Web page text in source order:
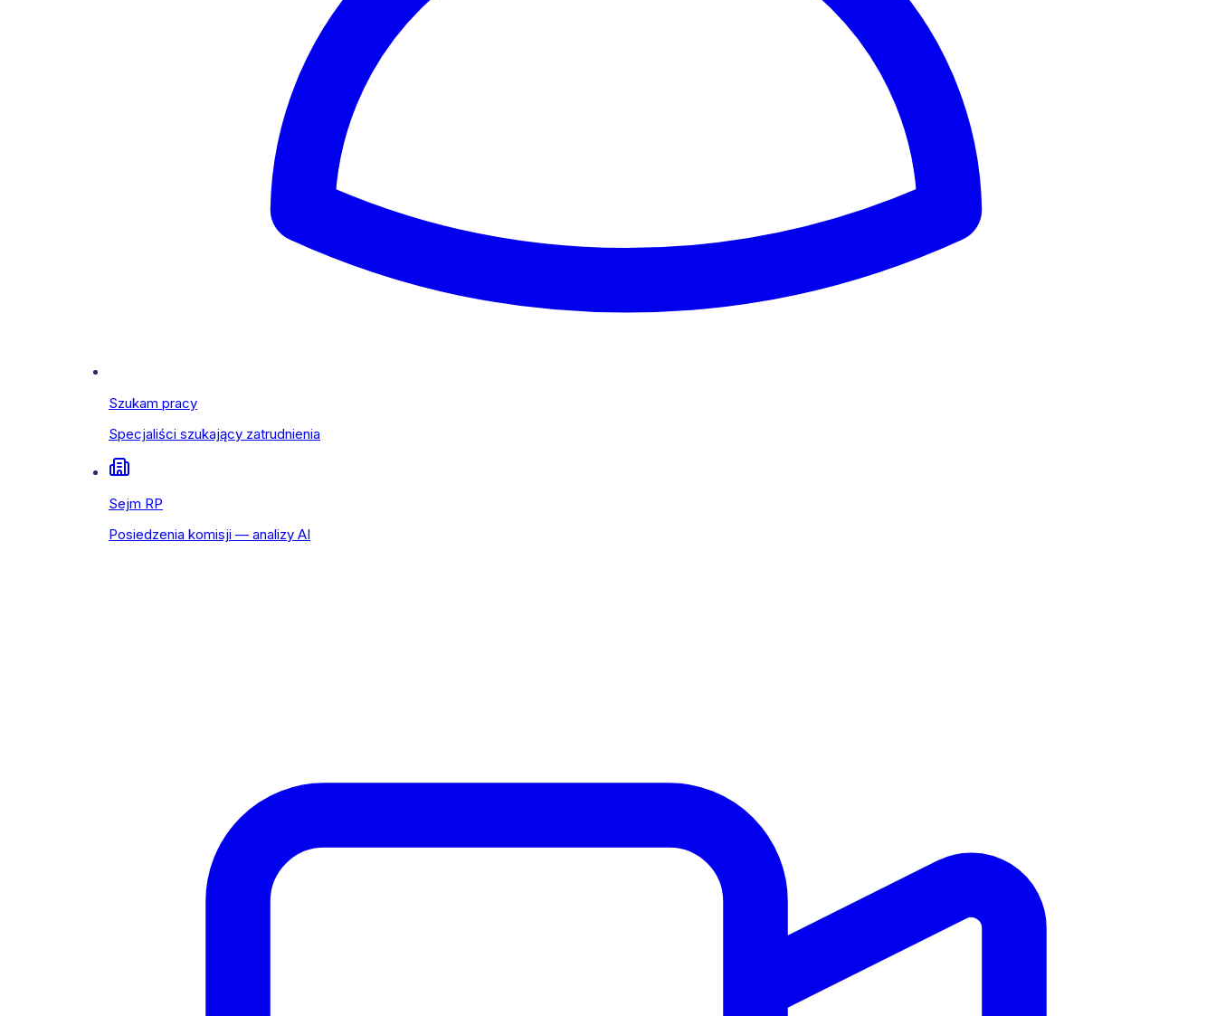
Szukam pracy
Specjaliści szukający zatrudnienia
Sejm RP
Posiedzenia komisji — analizy AI